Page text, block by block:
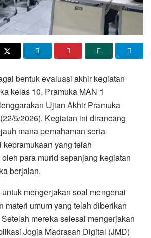
bentuk evaluasi akhir kegiatan
kelas 10, Pramuka MAN 1
Ujian Akhir Pramuka
5/2026). Kegiatan ini dirancang
mana pemahaman serta
yang telah
para murid sepanjang kegiatan
berjalan.
mengerjakan soal mengenai
materi umum yang telah diberikan
mereka selesai mengerjakan
Jogja Madrasah Digital (JMD)